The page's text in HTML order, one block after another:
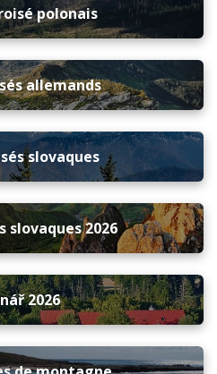
polonais
allemands
slovaques
slovaques 2026
2026